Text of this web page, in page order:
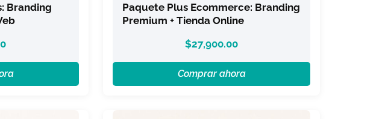
Branding
Paquete Plus Ecommerce: Branding
Premium + Tienda Online
$27,900.00
Comprar ahora